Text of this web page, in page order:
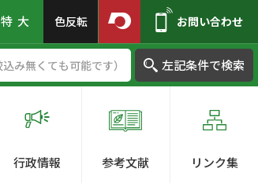
特大 色反転 お問い合わせ
左記条件で検索
行政情報 参考文献 リンク集